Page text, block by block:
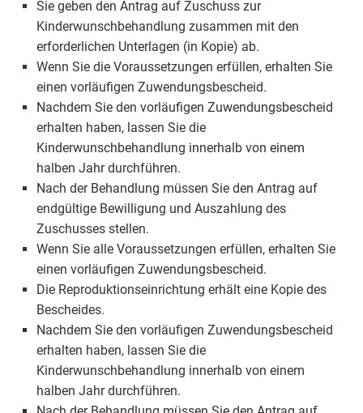
Sie geben den Antrag auf Zuschuss zur
Kinderwunschbehandlung zusammen mit den
erforderlichen Unterlagen (in Kopie) ab.
Wenn Sie die Voraussetzungen erfüllen, erhalten Sie
einen vorläufigen Zuwendungsbescheid.
Nachdem Sie den vorläufigen Zuwendungsbescheid
erhalten haben, lassen Sie die
Kinderwunschbehandlung innerhalb von einem
halben Jahr durchführen.
Nach der Behandlung müssen Sie den Antrag auf
endgültige Bewilligung und Auszahlung des
Zuschusses stellen.
Wenn Sie alle Voraussetzungen erfüllen, erhalten Sie
einen vorläufigen Zuwendungsbescheid.
Die Reproduktionseinrichtung erhält eine Kopie des
Bescheides.
Nachdem Sie den vorläufigen Zuwendungsbescheid
erhalten haben, lassen Sie die
Kinderwunschbehandlung innerhalb von einem
halben Jahr durchführen.